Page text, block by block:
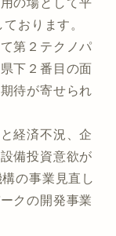
の場として平
おります。
第２テクノパ
下２番目の面
待が寄せられ
経済不況、企
備投資意欲が
の事業見直し
クの開発事業